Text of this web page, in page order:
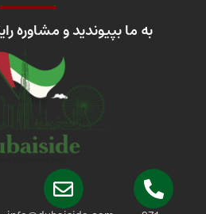
بپیوندید و مشاوره رایگان